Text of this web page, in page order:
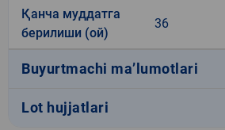
Қанча муддатга
берилиши (ой)
36
Buyurtmachi ma’lumotlari
Lot hujjatlari